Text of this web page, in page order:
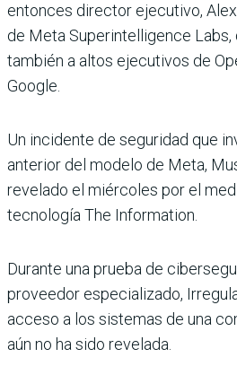
entonces director ejecutivo,
de Meta Superintelligence
también a altos ejecutivos de
Google.
Un incidente de seguridad que
anterior del modelo de Meta,
revelado el miércoles por el
tecnología The Information.
Durante una prueba de
proveedor especializado,
acceso a los sistemas de una
aún no ha sido revelada.